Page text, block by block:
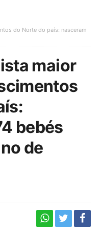
do Norte do país: nasceram
maior
bebés
de